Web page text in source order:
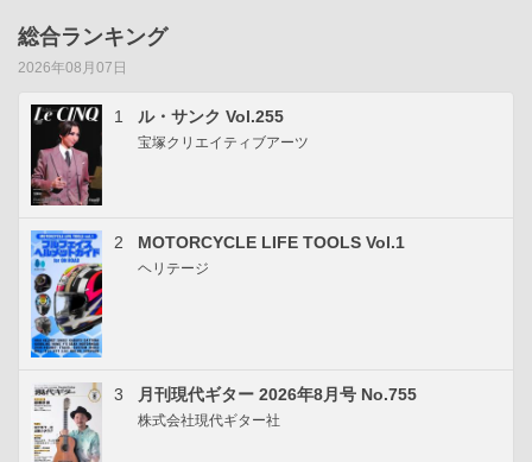
総合ランキング
2026年08月07日
1 ル・サンク Vol.255
宝塚クリエイティブアーツ
2 MOTORCYCLE LIFE TOOLS Vol.1
ヘリテージ
3 月刊現代ギター 2026年8月号 No.755
株式会社現代ギター社